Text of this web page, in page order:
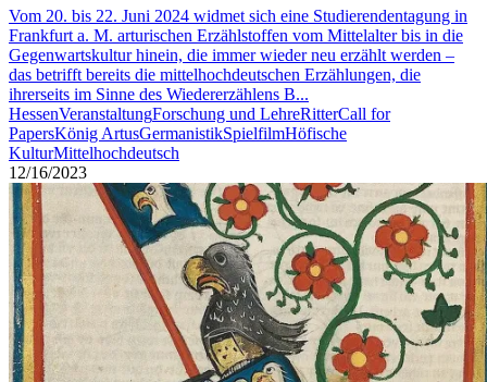
Vom 20. bis 22. Juni 2024 widmet sich eine Studierendentagung in
Frankfurt a. M. arturischen Erzählstoffen vom Mittelalter bis in die
Gegenwartskultur hinein, die immer wieder neu erzählt werden –
das betrifft bereits die mittelhochdeutschen Erzählungen, die
ihrerseits im Sinne des Wiedererzählens B...
HessenVeranstaltungForschung und LehreRitterCall for
PapersKönig ArtusGermanistikSpielfilmHöfische
KulturMittelhochdeutsch
12/16/2023